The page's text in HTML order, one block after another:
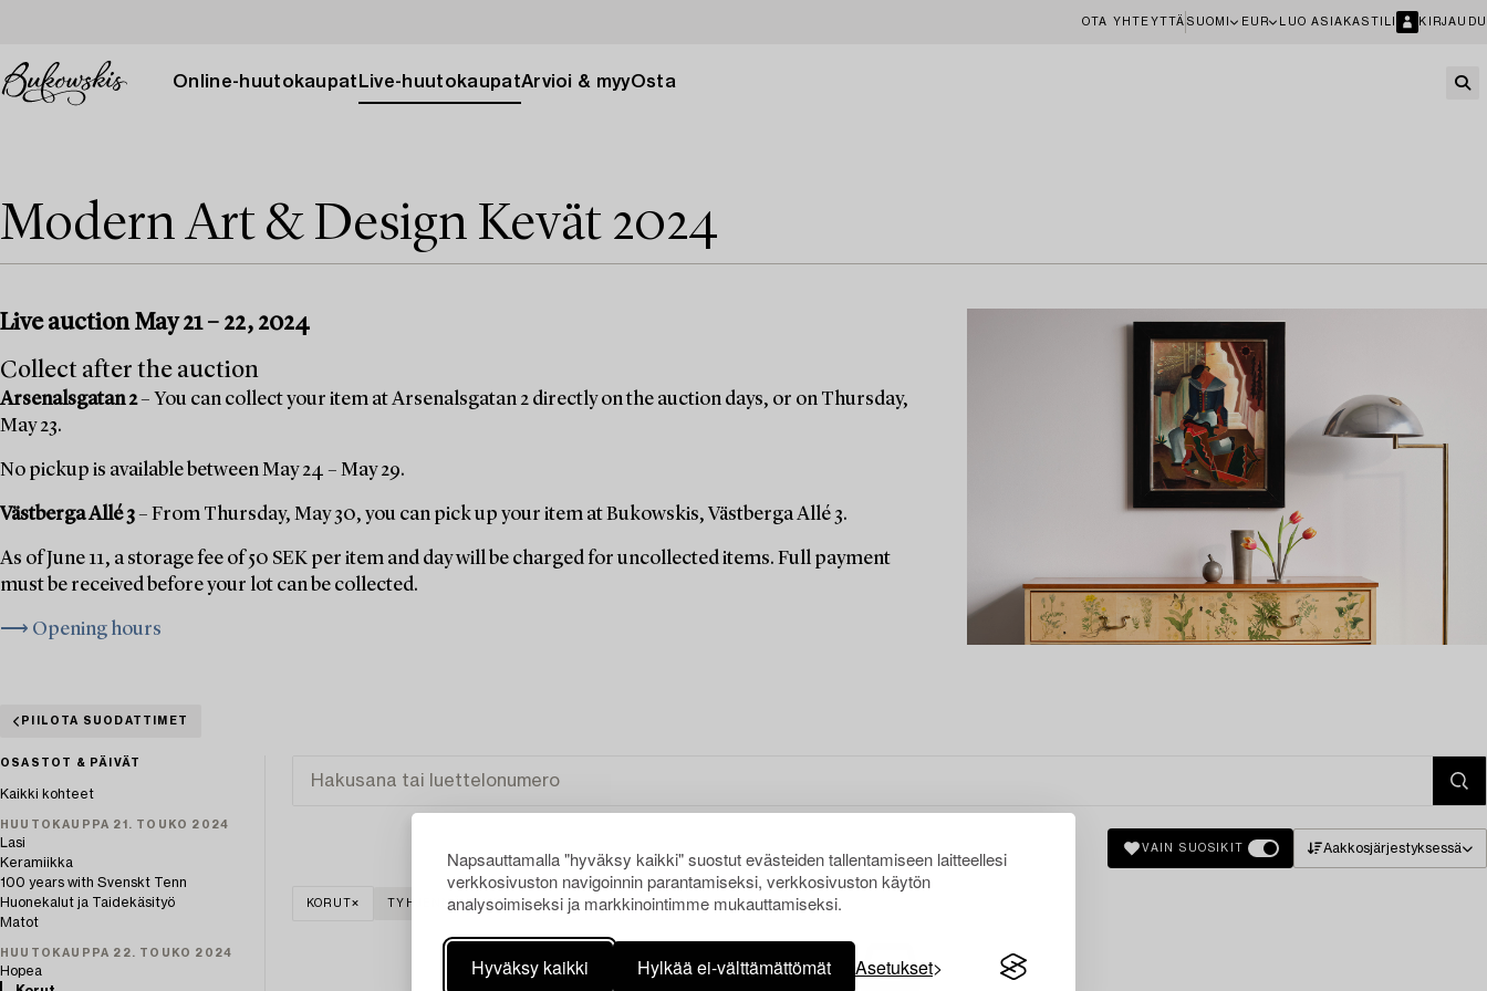
Napsauttamalla "hyväksy kaikki" suostut evästeiden tallentamiseen laitteellesi
verkkosivuston navigoinnin parantamiseksi, verkkosivuston käytön
analysoimiseksi ja markkinointimme mukauttamiseksi.
Hyväksy kaikki Hylkää ei-välttämättömät Asetukset
OTA YHTEYTTÄ SUOMI EUR LUO ASIAKASTILI KIRJAUDU
Online-huutokaupat Live-huutokaupatArvioi & myyOsta
Modern Art & Design Kevät 2024
Live auction May 21 – 22, 2024
Collect after the auction
Arsenalsgatan 2– You can collect your item at Arsenalsgatan 2 directly on the auction days, or on Thursday,
May 23.
No pickup is available between May 24 – May 29.
Västberga Allé 3– From Thursday, May 30, you can pick up your item at Bukowskis, Västberga Allé 3.
As of June 11, a storage fee of 50 SEK per item and day will be charged for uncollected items. Full payment
must be received before your lot can be collected.
⟶ Opening hours
PIILOTA SUODATTIMET
OSASTOT & PÄIVÄT
Kaikki kohteet
HUUTOKAUPPA 21. TOUKO 2024
Lasi
Keramiikka
100 years with Svenskt Tenn
Huonekalut ja Taidekäsityö
Matot
HUUTOKAUPPA 22. TOUKO 2024
Hopea
VAIN SUOSIKIT Aakkosjärjestyksessä
KORUT TYHJENNÄ KAIKKI